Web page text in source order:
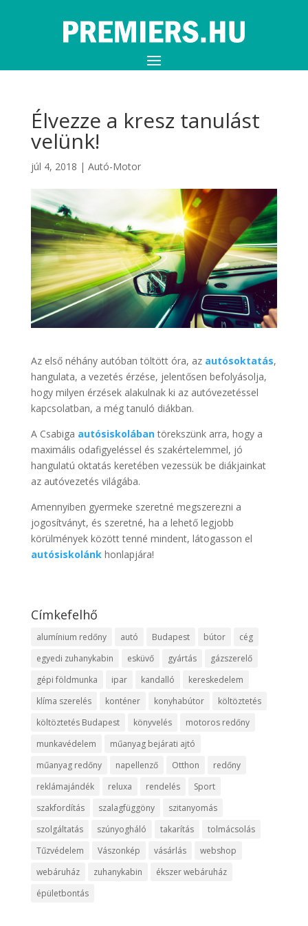
Élvezze a kresz tanulást
velünk!
júl 4, 2018 | Autó-Motor
Az első néhány autóban töltött óra, az autósoktatás,
hangulata, a vezetés érzése, jelentősen befolyásolja,
hogy milyen érzések alakulnak ki az autóvezetéssel
kapcsolatban, a még tanuló diákban.
A Csabiga autósiskolábantörekszünk arra, hogy a
maximális odafigyeléssel és szakértelemmel, jó
hangulatú oktatás keretében vezessük be diákjainkat
az autóvezetés világába.
Amennyiben gyermeke szeretné megszerezni a
jogosítványt, és szeretné, ha a lehető legjobb
körülmények között tenné mindent, látogasson el
autósiskolánkhonlapjára!
Címkefelhő
alumínium redőny autó Budapest bútor
cég
egyedi zuhanykabin
esküvő gyártás
gázszerelő
gépi földmunka
ipar kandalló
kereskedelem
klíma szerelés
konténer konyhabútor
költöztetés
költöztetés Budapest
könyvelés
motoros redőny
munkavédelem
műanyag bejárati ajtó
műanyag redőny
napellenző Otthon
redőny
reklámajándék
reluxa rendelés
Sport
szakfordítás
szalagfüggöny
szitanyomás
szolgáltatás
szúnyogháló takarítás
tolmácsolás
Tűzvédelem
Vászonkép vásárlás
webshop
webáruház
zuhanykabin
ékszer webáruház
épületbontás